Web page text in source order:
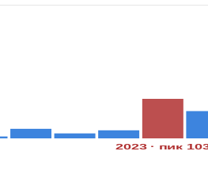
2023 · пик